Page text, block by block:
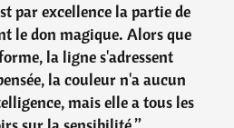
par excellence la partie de
le don magique. Alors que
la ligne s'adressent
la couleur n'a aucun
mais elle a tous les